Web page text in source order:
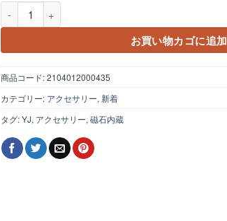
YJ YuHu Megaminx V3 M用ブラックパネル個
お買い物カゴに追加
商品コード:2104012000435
カテゴリー: アクセサリー, 新着
タグ:YJ, アクセサリー, 磁石内蔵